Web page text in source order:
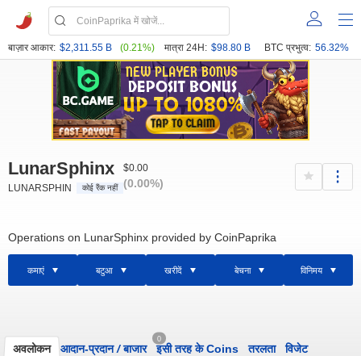
बाज़ार आकार: $2,311.55 B (0.21%) मात्रा 24H: $98.80 B BTC प्रभुत्व: 56.32%
LunarSphinx
LUNARSPHIN कोई रैंक नहीं
$0.00
(0.00%)
Operations on LunarSphinx provided by CoinPaprika
कमाएं बटुआ खरीदें बेचना विनिमय
अवलोकन आदान-प्रदान/बाजार
0
इसी तरह के Coins तरलता विजेट